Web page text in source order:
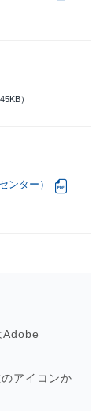
）
ンター）
Adobe
アイコンか